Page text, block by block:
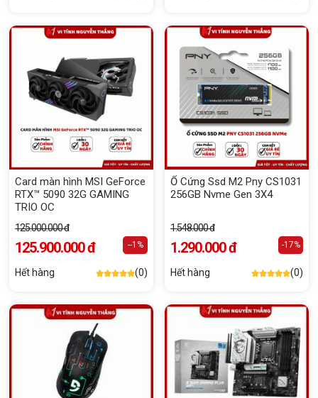
Card màn hình MSI GeForce
RTX™ 5090 32G GAMING
TRIO OC
125.000.000 đ
125.900.000 đ --1%
Hết hàng (0)
Ổ Cứng Ssd M2 Pny CS1031
256GB Nvme Gen 3X4
1.548.000 đ
1.290.000 đ -17%
Hết hàng (0)